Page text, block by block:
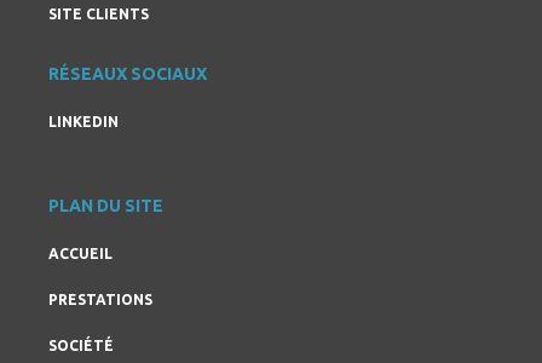
SITE CLIENTS
RÉSEAUX SOCIAUX
LINKEDIN
PLAN DU SITE
ACCUEIL
PRESTATIONS
SOCIÉTÉ